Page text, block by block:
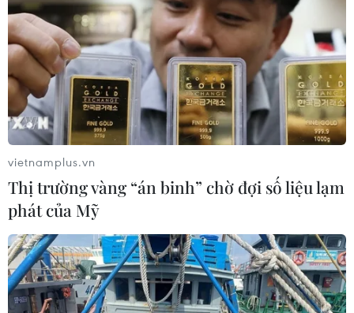
Namutech công bố giải pháp chuyển đổi
số tích hợp Smart DX Solution
20/01/2021 22:00
vietnamplus.vn
Thị trường vàng “án binh” chờ đợi số liệu lạm
phát của Mỹ